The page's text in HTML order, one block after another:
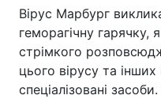
Вірус Марбург
геморагічну гарячку,
стрімкого
цього вірусу та інших
спеціалізовані